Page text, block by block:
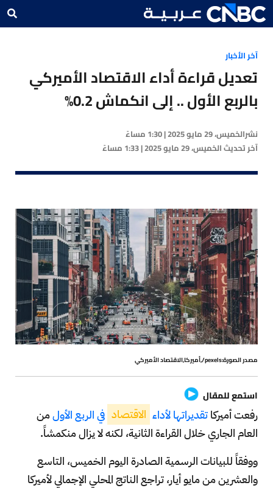
آخر الأخبار
تعديل قراءة أداء الاقتصاد الأميركي
بالربع الأول .. إلى انكماش 0.2%
نشرالخميس، 29 مايو 2025 | 1:30 مساءً
آخر تحديثالخميس، 29 مايو 2025 | 1:33 مساءً
مصدر الصورة:pexels/,أميركا,الاقتصاد الأميركي
استمع للمقال
رفعت أميركاتقديراتها لأداء الاقتصاد في الربع الأولمن
العام الجاري خلال القراءة الثانية، لكنه لا يزال منكمشاً.
ووفقاً للبيانات الرسمية الصادرة اليوم الخميس، التاسع
والعشرين من مايو أيار، تراجع الناتج المحلي الإجمالي لأميركا